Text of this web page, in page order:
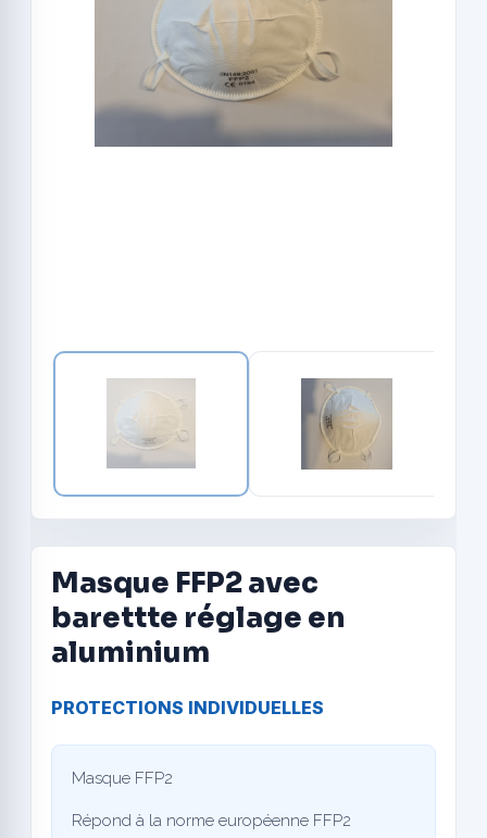
Masque FFP2 avec
barettte réglage en
aluminium
PROTECTIONS INDIVIDUELLES
Masque FFP2
Répond à la norme européenne FFP2